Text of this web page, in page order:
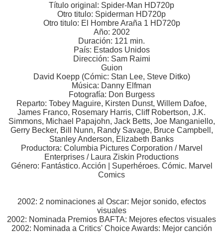
Título original: Spider-Man HD720p
Otro titulo: Spiderman HD720p
Otro titulo: El Hombre Araña 1 HD720p
Año: 2002
Duración: 121 min.
País: Estados Unidos
Dirección: Sam Raimi
Guion
David Koepp (Cómic: Stan Lee, Steve Ditko)
Música: Danny Elfman
Fotografía: Don Burgess
Reparto: Tobey Maguire, Kirsten Dunst, Willem Dafoe,
James Franco, Rosemary Harris, Cliff Robertson, J.K.
Simmons, Michael Papajohn, Jack Betts, Joe Manganiello,
Gerry Becker, Bill Nunn, Randy Savage, Bruce Campbell,
Stanley Anderson, Elizabeth Banks
Productora: Columbia Pictures Corporation / Marvel
Enterprises / Laura Ziskin Productions
Género: Fantástico. Acción | Superhéroes. Cómic. Marvel
Comics
2002: 2 nominaciones al Oscar: Mejor sonido, efectos
visuales
2002: Nominada Premios BAFTA: Mejores efectos visuales
2002: Nominada a Critics' Choice Awards: Mejor canción